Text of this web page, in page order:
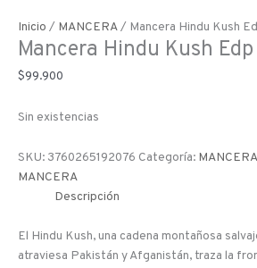
Inicio / MANCERA/ Mancera Hindu Kush
Mancera Hindu Kush
$99.900
Sin existencias
SKU: 3760265192076 Categoría: MANCERA
MANCERA
Descripción
El Hindu Kush, una cadena montañosa
atraviesa Pakistán y Afganistán, traza la